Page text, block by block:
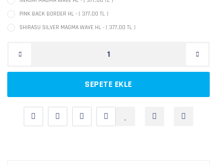
PINK BACK BORDER HL - ( 377,00 TL )
SHIRASU SILVER MAGMA WAVE HL - ( 377,00 TL )
SEPETE EKLE